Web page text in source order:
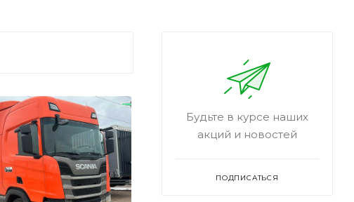
Будьте в курсе наших
акций и новостей
ПОДПИСАТЬСЯ